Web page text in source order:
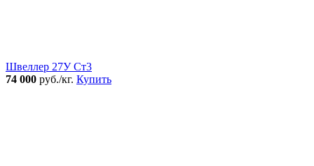
Швеллер 27У Ст3
74 000 руб./кг. Купить